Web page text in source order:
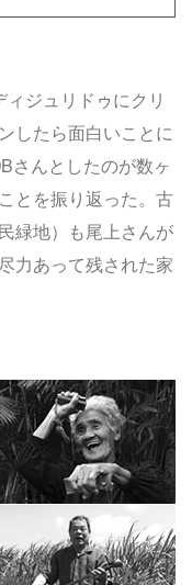
ジュリドゥにクリ
したら面白いことに
さんとしたのが数ヶ
とを振り返った。古
緑地）も尾上さんが
力あって残された家